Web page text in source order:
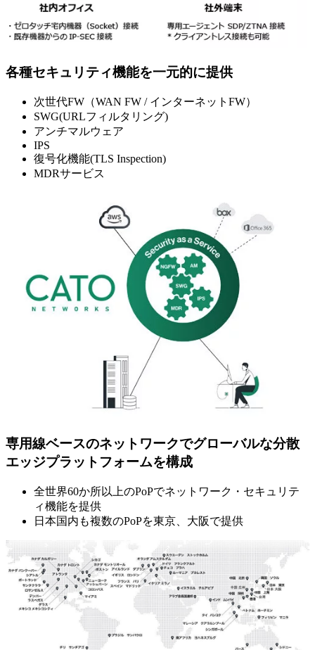
各種セキュリティ機能を一元的に提供
次世代FW（WAN FW / インターネットFW）
SWG(URLフィルタリング)
アンチマルウェア
IPS
復号化機能(TLS Inspection)
MDRサービス
専用線ベースのネットワークでグローバルな分散
エッジプラットフォームを構成
全世界60か所以上のPoPでネットワーク・セキュリテ
ィ機能を提供
日本国内も複数のPoPを東京、大阪で提供